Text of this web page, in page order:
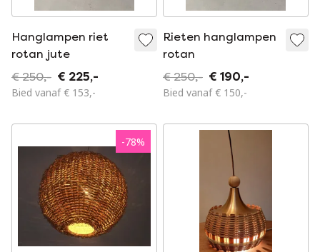
Hanglampen riet
rotan jute
€ 250,- € 225,-
Bied vanaf € 153,-
Rieten hanglampen
rotan
€ 250,- € 190,-
Bied vanaf € 150,-
-78%